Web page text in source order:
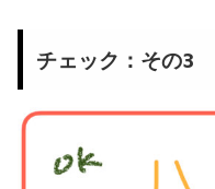
チェック：その3